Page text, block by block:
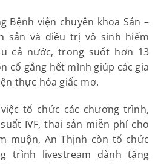
Bệnh viện chuyên khoa Sản –
sản và điều trị vô sinh hiếm
cả nước, trong suốt hơn 13
cố gắng hết mình giúp các gia
thực hóa giấc mơ.
tổ chức các chương trình,
IVF, thai sản miễn phí cho
muộn, An Thịnh còn tổ chức
trình livestream dành tặng